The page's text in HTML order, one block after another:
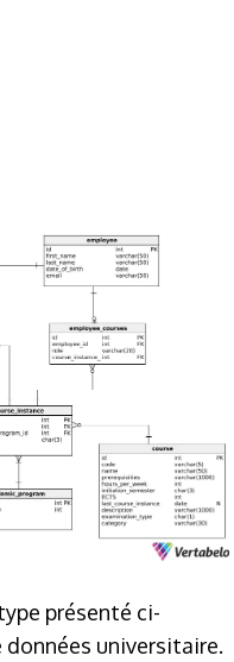
présenté ci-
données universitaire.